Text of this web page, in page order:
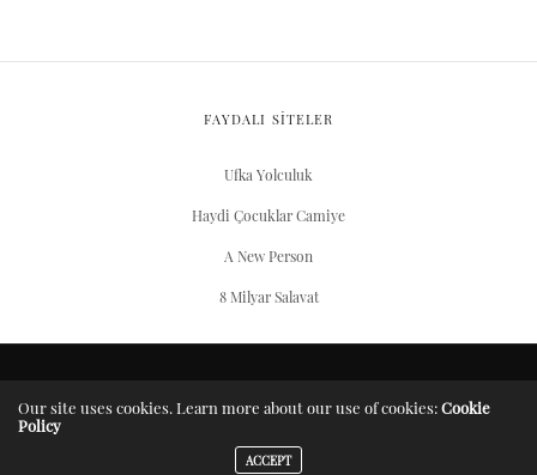
FAYDALI SİTELER
Ufka Yolculuk
Haydi Çocuklar Camiye
A New Person
8 Milyar Salavat
Our site uses cookies. Learn more about our use of cookies:Cookie
Policy
ACCEPT